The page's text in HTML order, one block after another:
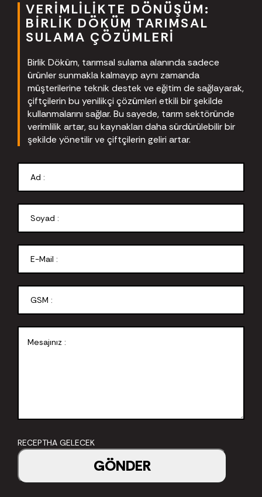
VERIMLILIKTE DÖNÜŞÜM:
BIRLIK DÖKÜM TARIMSAL
SULAMA ÇÖZÜMLERI
Birlik Döküm, tarımsal sulama alanında sadece
ürünler sunmakla kalmayıp aynı zamanda
müşterilerine teknik destek ve eğitim de sağlayarak,
çiftçilerin bu yenilikçi çözümleri etkili bir şekilde
kullanmalarını sağlar. Bu sayede, tarım sektöründe
verimlilik artar, su kaynakları daha sürdürülebilir bir
şekilde yönetilir ve çiftçilerin geliri artar.
RECEPTHA GELECEK
GÖNDER